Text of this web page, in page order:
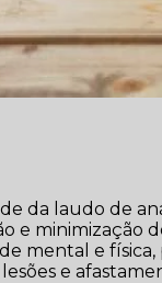
da laudo de
e minimização
mental e
e